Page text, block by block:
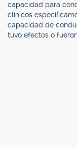
capacidad para
clínicos
capacidad de
tuvo efectos o